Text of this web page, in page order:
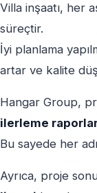
Villa inşaatı, her
süreçtir.
İyi planlama
artar ve kalite
Hangar Group,
ilerleme
Bu sayede her
Ayrıca, proje